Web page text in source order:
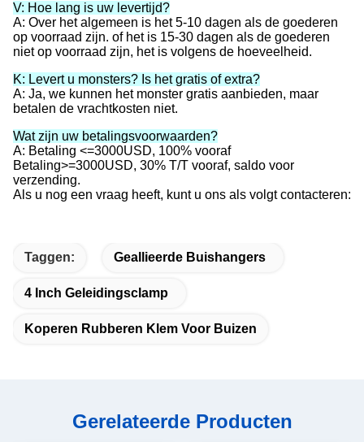
V: Hoe lang is uw levertijd?
A: Over het algemeen is het 5-10 dagen als de goederen
op voorraad zijn. of het is 15-30 dagen als de goederen
niet op voorraad zijn, het is volgens de hoeveelheid.
K: Levert u monsters? Is het gratis of extra?
A: Ja, we kunnen het monster gratis aanbieden, maar
betalen de vrachtkosten niet.
Wat zijn uw betalingsvoorwaarden?
A: Betaling <=3000USD, 100% vooraf
Betaling>=3000USD, 30% T/T vooraf, saldo voor
verzending.
Als u nog een vraag heeft, kunt u ons als volgt contacteren:
Taggen: Geallieerde Buishangers
4 Inch Geleidingsclamp
Koperen Rubberen Klem Voor Buizen
Gerelateerde Producten